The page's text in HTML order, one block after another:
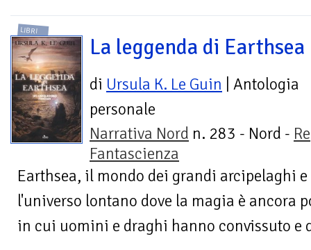
LIBRI
La leggenda di Earthsea
di Ursula K. Le Guin | Antologia
personale
Narrativa Nord n. 283 - Nord -
Fantascienza
Earthsea, il mondo dei grandi arcipelaghi
l'universo lontano dove la magia è ancora
in cui uomini e draghi hanno convissuto e